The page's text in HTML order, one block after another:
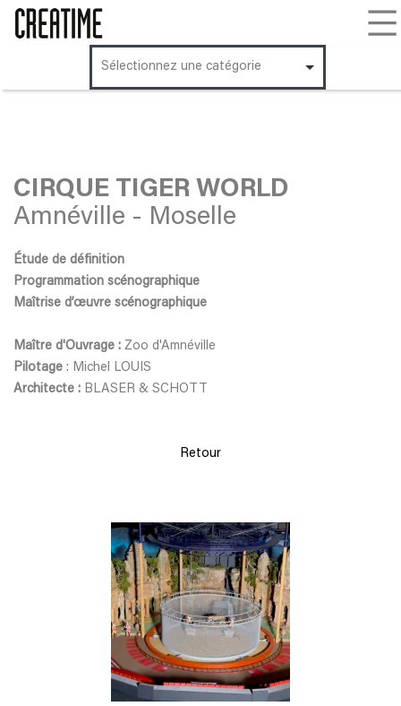
CIRQUE TIGER WORLD
Amnéville - Moselle
Étude de définition
Programmation scénographique
Maîtrise d’œuvre scénographique
Maître d'Ouvrage : Zoo d'Amnéville
Pilotage : Michel LOUIS
Architecte : BLASER & SCHOTT
Retour